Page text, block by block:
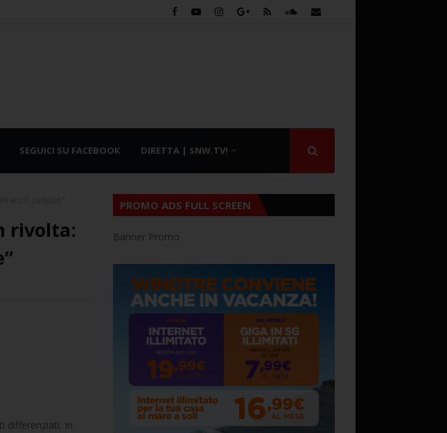
SEGUICI SU FACEBOOK DIRETTA | SNW.TV!
rivolta:
differenziati. In
PROMO ADS FULL SCREEN
Banner Promo